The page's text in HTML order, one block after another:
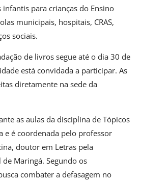
para crianças do Ensino
municipais, hospitais, CRAS,
sociais.
de livros segue até o dia 30 de
está convidada a participar. As
diretamente na sede da
as aulas da disciplina de Tópicos
e é coordenada pelo professor
doutor em Letras pela
Maringá. Segundo os
combater a defasagem no